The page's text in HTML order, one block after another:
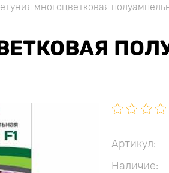
многоцветковая
Артикул:
Наличие: